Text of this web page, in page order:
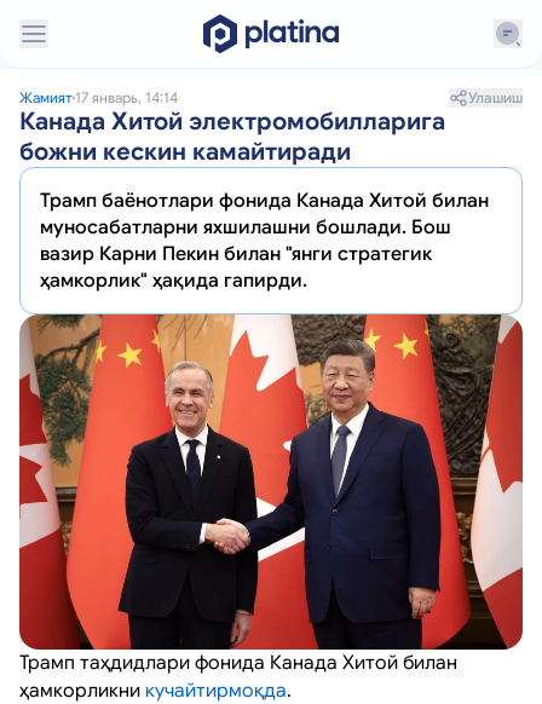
Жамият 17 январь, 14:14 Улашиш
Канада Хитой электромобилларига
божни кескин камайтиради
Трамп баёнотлари фонида Канада Хитой билан
муносабатларни яхшилашни бошлади. Бош
вазир Карни Пекин билан "янги стратегик
ҳамкорлик" ҳақида гапирди.
Трамп таҳдидлари фонида Канада Хитой билан
ҳамкорликни кучайтирмоқда.